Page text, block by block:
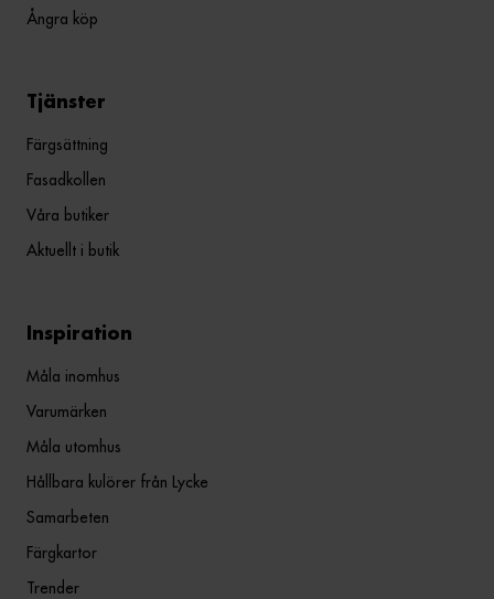
Ångra köp
Tjänster
Färgsättning
Fasadkollen
Våra butiker
Aktuellt i butik
Inspiration
Måla inomhus
Varumärken
Måla utomhus
Hållbara kulörer från Lycke
Samarbeten
Färgkartor
Trender